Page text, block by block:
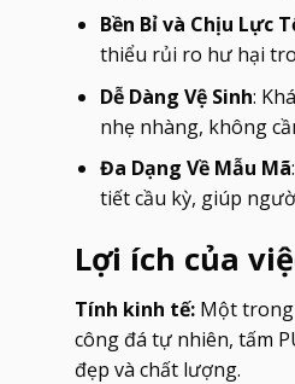
Bền Bỉ và Chịu Lực
thiểu rủi ro hư hại
Dễ Dàng Vệ Sinh:
nhẹ nhàng, không
Đa Dạng Về Mẫu Mã
tiết cầu kỳ, giúp
Lợi ích của
Tính kinh tế: Một trong
công đá tự nhiên, tấm
đẹp và chất lượng.